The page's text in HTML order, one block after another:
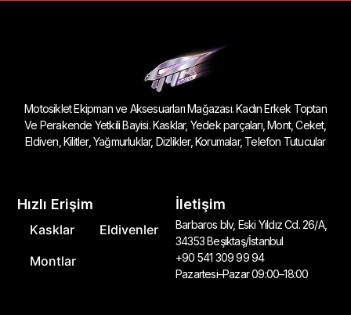
Motosiklet Ekipman ve Aksesuarları Mağazası. Kadın Erkek Toptan
Ve Perakende Yetkili Bayisi. Kasklar, Yedek parçaları, Mont, Ceket,
Eldiven, Kilitler, Yağmurluklar, Dizlikler, Korumalar, Telefon Tutucular
Hızlı Erişim
Kasklar
Eldivenler
Montlar
İletişim
Barbaros blv, Eski Yıldız Cd. 26/A,
34353 Beşiktaş/İstanbul
+90 541 309 99 94
Pazartesi–Pazar 09:00–18:00